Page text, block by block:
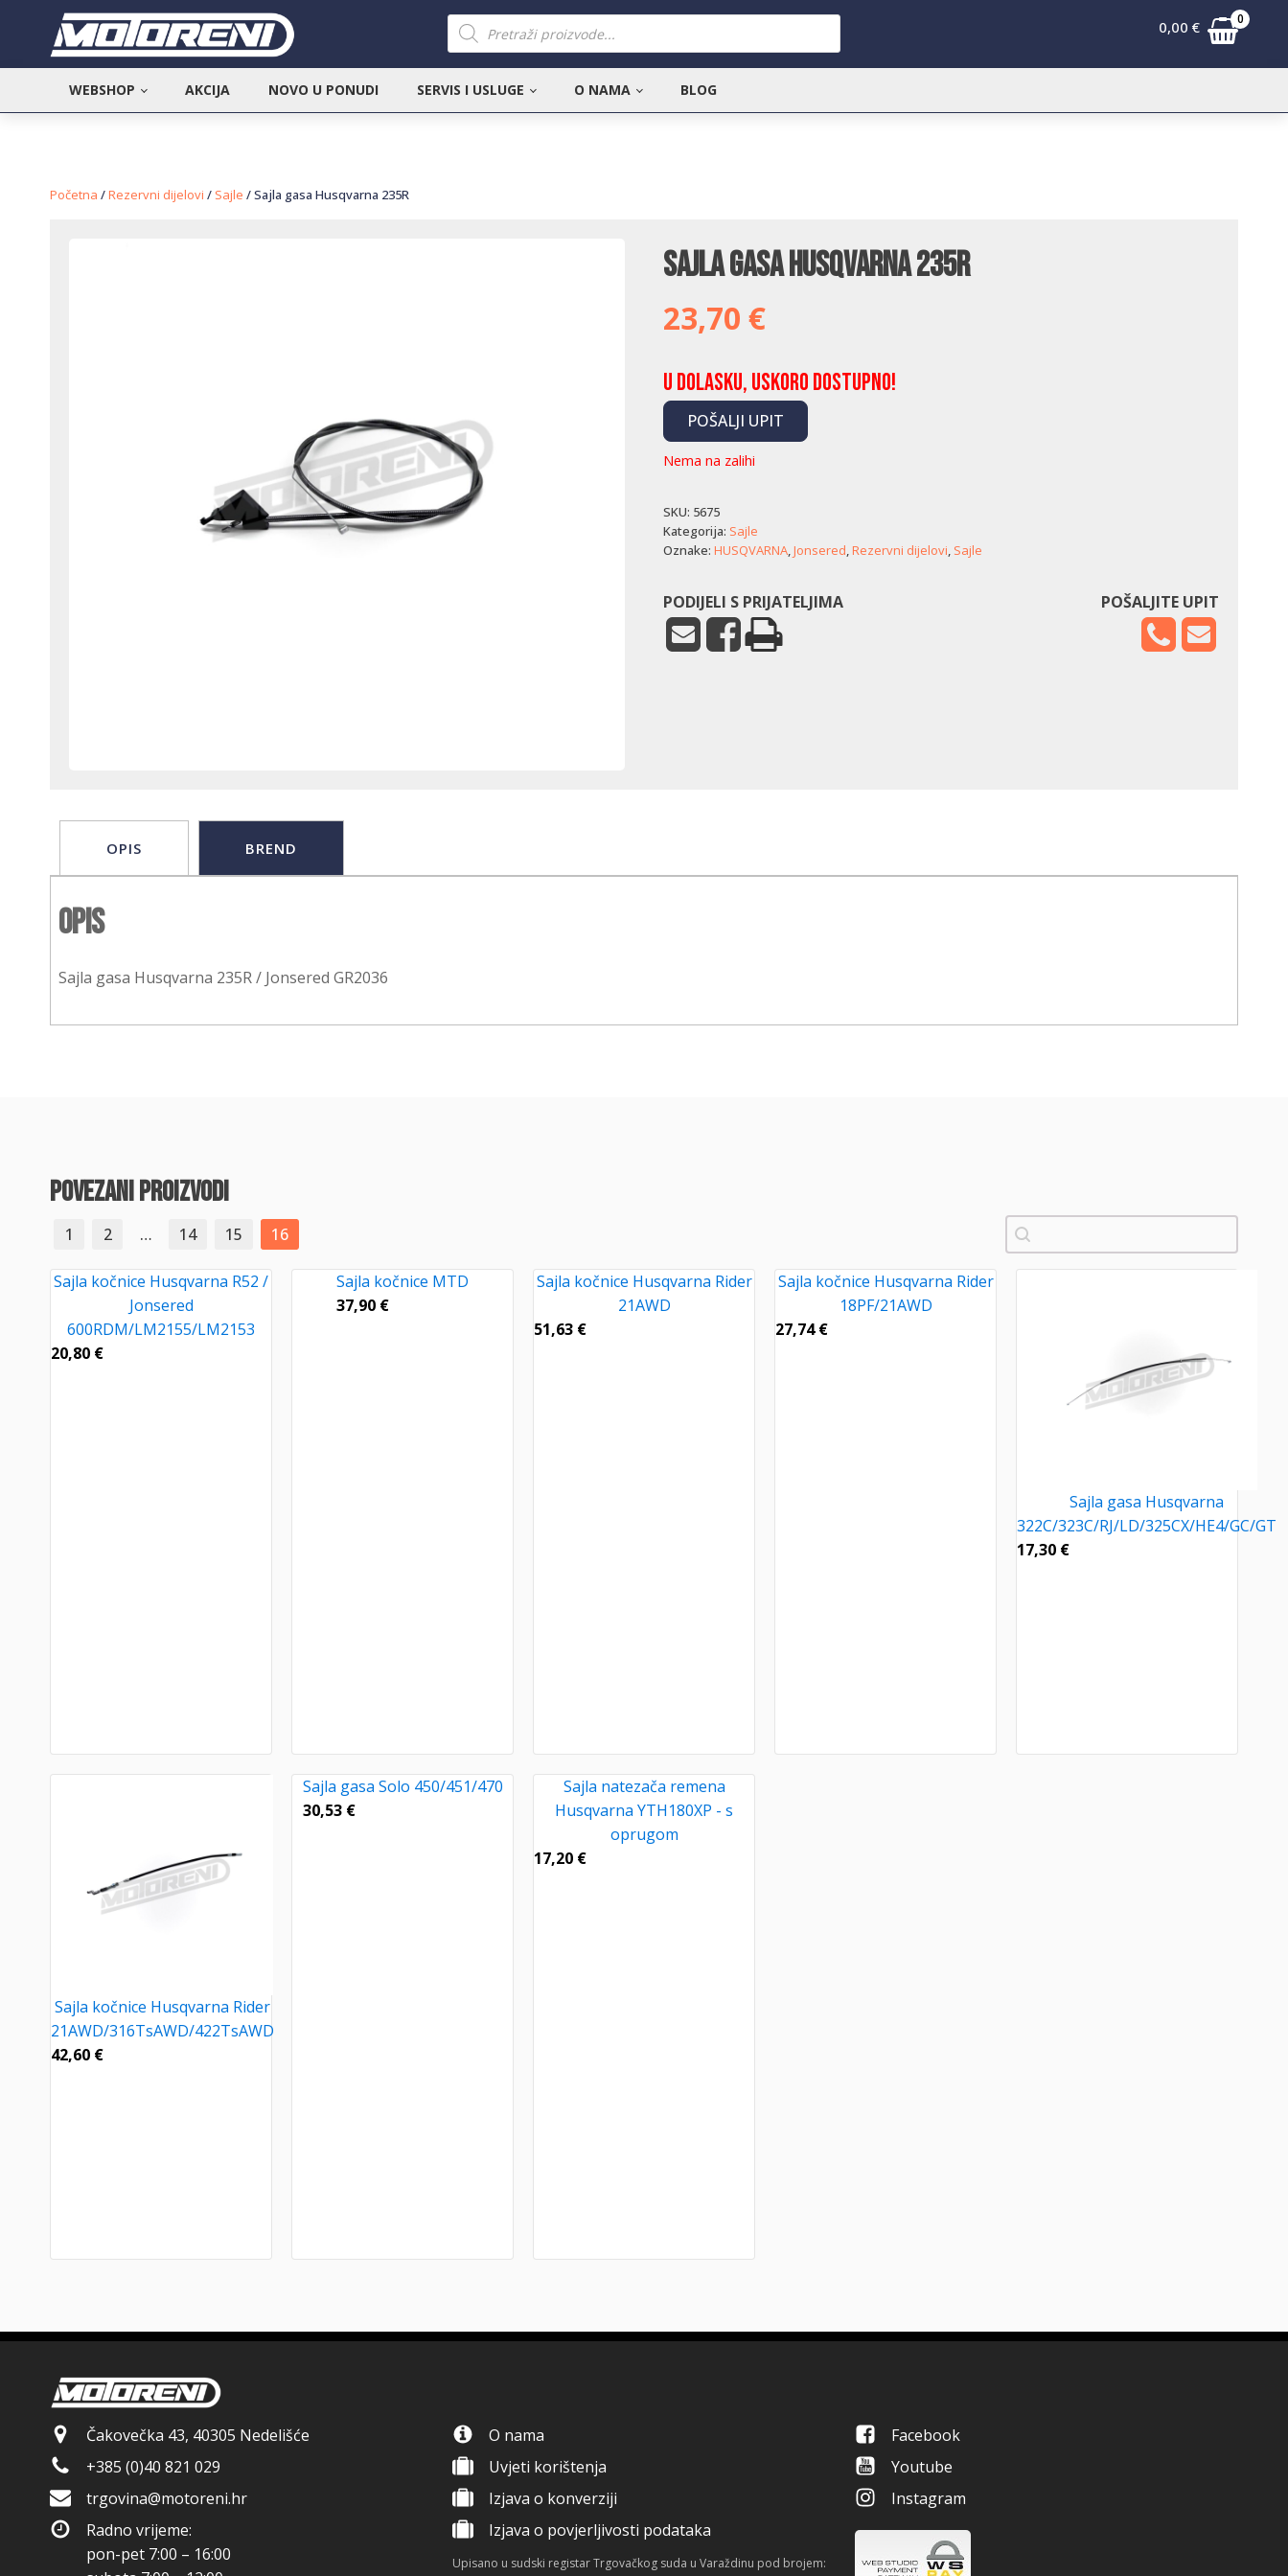
Products
search
0,00 € 0
WEBSHOP AKCIJA NOVO U PONUDI SERVIS I USLUGE O NAMA BLOG
Početna /Rezervni dijelovi / Sajle / Sajla gasa Husqvarna 235R
Sajla gasa Husqvarna 235R
23,70 €
U dolasku, uskoro dostupno!
POŠALJI UPIT
Nema na zalihi
SKU: 5675
Kategorija: Sajle
Oznake: HUSQVARNA,Jonsered,Rezervni dijelovi, Sajle
PODIJELI S PRIJATELJIMA POŠALJITE UPIT
OPIS BREND
Opis
Sajla gasa Husqvarna 235R / Jonsered GR2036
povezani proizvodi
1 2 … 14 15 16 Pretraži
Sajla kočnice Husqvarna R52 /
Jonsered
600RDM/LM2155/LM2153
20,80 €
Sajla kočnice MTD
37,90 €
Sajla kočnice Husqvarna Rider
21AWD
51,63 €
Sajla kočnice Husqvarna Rider
18PF/21AWD
27,74€
Sajla gasa Husqvarna
322C/323C/RJ/LD/325CX/HE4/GC/GT
17,30 €
Sajla kočnice Husqvarna Rider
21AWD/316TsAWD/422TsAWD
42,60 €
Sajla gasa Solo 450/451/470
30,53 €
Sajla natezača remena
Husqvarna YTH180XP - s
oprugom
17,20 €
Čakovečka 43, 40305 Nedelišće
+385 (0)40 821 029
trgovina@motoreni.hr
Radno vrijeme:
pon-pet 7:00 – 16:00
O nama
Uvjeti korištenja
Izjava o konverziji
Izjava o povjerljivosti podataka
Upisano u sudski registar Trgovačkog suda u Varaždinu pod brojem:
Facebook
Youtube
Instagram